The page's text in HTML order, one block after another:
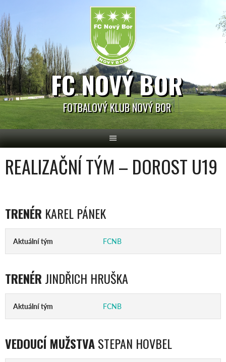
to
content
FC NOVÝ BOR
FOTBALOVÝ KLUB NOVÝ BOR
REALIZAČNÍ TÝM – DOROST U19
TRENÉR KAREL PÁNEK
Aktuální tým FCNB
TRENÉR JINDŘICH HRUŠKA
Aktuální tým FCNB
VEDOUCÍ MUŽSTVASTEPAN HOVBEL